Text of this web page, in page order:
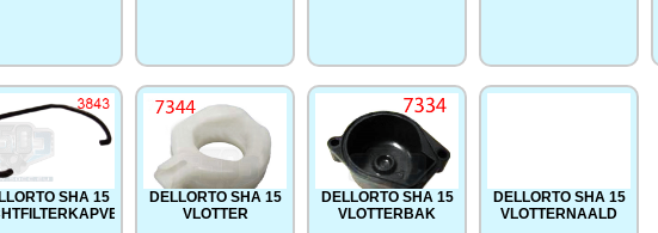
SHA 15
DELLORTO SHA 15
VLOTTER
DELLORTO SHA 15
VLOTTERBAK
DELLORTO SHA 15
VLOTTERNAALD